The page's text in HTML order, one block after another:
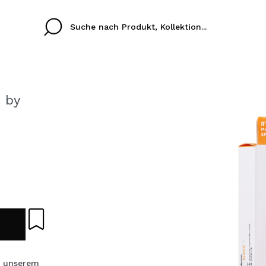
Ich habe hier kein
ICH
Durch die Erstellung
Einkäufe schnell
by
Ines
colori